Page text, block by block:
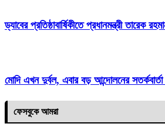
ড্যাবের প্রতিষ্ঠাবার্ষিকীতে প্রধানমন্ত্রী তারেক
মোদি এখন দুর্বল, এবার বড় আন্দোলনের
ফেসবুকে আমরা